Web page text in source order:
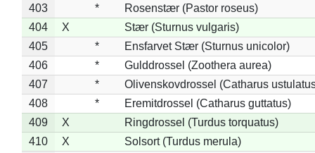
403
*
Rosenstær (Pastor roseus)
404
X
Stær (Sturnus vulgaris)
405
*
Ensfarvet Stær (Sturnus unicolor)
406
*
Gulddrossel (Zoothera aurea)
407
*
Olivenskovdrossel (Catharus
408
*
Eremitdrossel (Catharus guttatus)
409
X
Ringdrossel (Turdus torquatus)
410
X
Solsort (Turdus merula)